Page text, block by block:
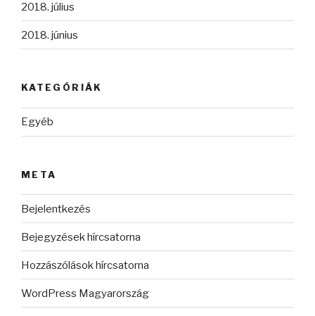
2018. július
2018. június
KATEGÓRIÁK
Egyéb
META
Bejelentkezés
Bejegyzések hírcsatorna
Hozzászólások hírcsatorna
WordPress Magyarország